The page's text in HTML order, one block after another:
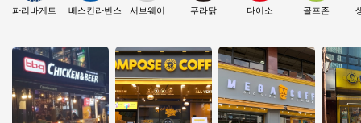
파리바게트 베스킨라빈스 서브웨이 푸라닭 다이소 골프존